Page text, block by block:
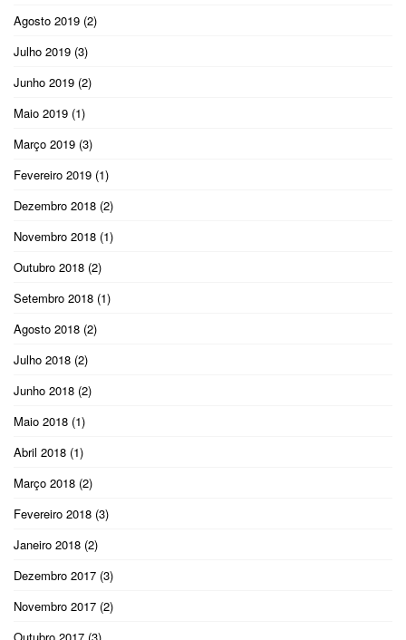
Agosto 2019 (2)
Julho 2019 (3)
Junho 2019 (2)
Maio 2019 (1)
Março 2019 (3)
Fevereiro 2019 (1)
Dezembro 2018 (2)
Novembro 2018 (1)
Outubro 2018 (2)
Setembro 2018 (1)
Agosto 2018 (2)
Julho 2018 (2)
Junho 2018 (2)
Maio 2018 (1)
Abril 2018 (1)
Março 2018 (2)
Fevereiro 2018 (3)
Janeiro 2018 (2)
Dezembro 2017 (3)
Novembro 2017 (2)